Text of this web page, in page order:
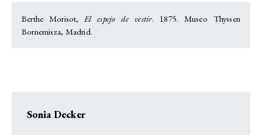
Berthe Morisot,El espejo de vestir. 1875. Museo Thyssen
Bornemisza, Madrid.
Sonia Decker